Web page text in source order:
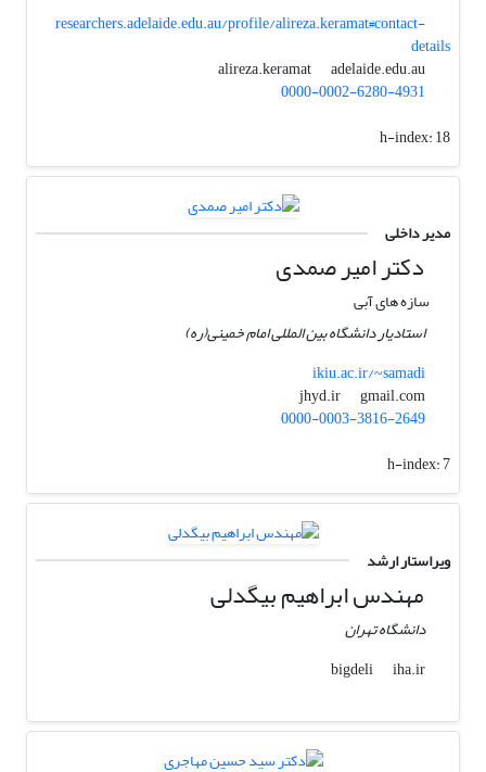
researchers.adelaide.edu.au/profile/alireza.keramat#contact-
details
alireza.keramat
adelaide.edu.au
0000-0002-6280-4931
h-index:18
مدیر داخلی
دکتر امیر صمدی
سازه های آبی
استادیار دانشگاه بین المللی امام خمینی(ره)
ikiu.ac.ir/~samadi
jhyd.ir
gmail.com
0000-0003-3816-2649
h-index:7
ویراستار ارشد
مهندس ابراهیم بیگدلی
دانشگاه تهران
bigdeli
iha.ir